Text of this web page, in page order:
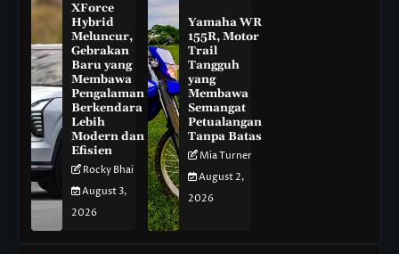
XForce
Hybrid
Meluncur,
Gebrakan
Baru yang
Membawa
Pengalaman
Berkendara
Lebih
Modern dan
Efisien
Rocky Bhai
August 3,
2026
Yamaha WR
155R, Motor
Trail
Tangguh
yang
Membawa
Semangat
Petualangan
Tanpa Batas
Mia Turner
August 2,
2026